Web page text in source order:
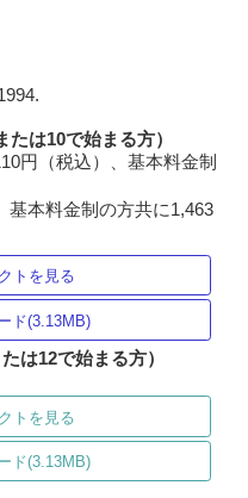
は10で始まる方）
円（税込）、基本料金制
基本料金制の方共に1,463
トを見る
ド(3.13MB)
は12で始まる方）
トを見る
ド(3.13MB)